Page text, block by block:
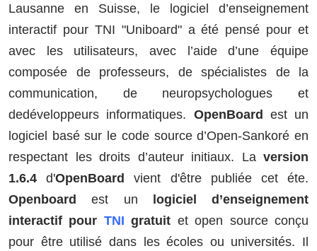
Lausanne en Suisse, le logiciel d’enseignement
interactif pour TNI "Uniboard" a été pensé pour et
avec les utilisateurs, avec l’aide d’une équipe
composée de professeurs, de spécialistes de la
communication, de neuropsychologues et
dedéveloppeurs informatiques. OpenBoard est un
logiciel basé sur le code source d’Open-Sankoré en
respectant les droits d’auteur initiaux. La version
1.6.4 d'OpenBoard vient d'être publiée cet éte.
Openboard est un logiciel d’enseignement
interactif pour TNI gratuit et open source conçu
pour être utilisé dans les écoles ou universités. Il